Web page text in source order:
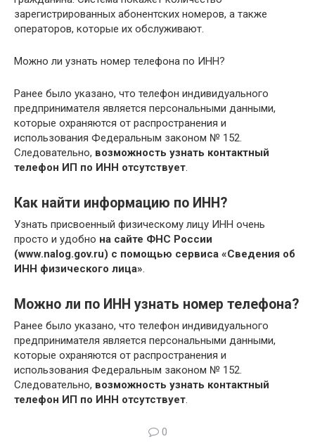
зарегистрированных абонентских номеров, а также
операторов, которые их обслуживают.
Можно ли узнать номер телефона по ИНН?
Ранее было указано, что телефон индивидуального
предпринимателя является персональными данными,
которые охраняются от распространения и
использования Федеральным законом № 152.
Следовательно, возможность узнать контактный
телефон ИП по ИНН отсутствует.
Как найти информацию по ИНН?
Узнать присвоенный физическому лицу ИНН очень
просто и удобно на сайте ФНС России
(www.nalog.gov.ru) с помощью сервиса «Сведения об
ИНН физического лица».
Можно ли по ИНН узнать номер телефона?
Ранее было указано, что телефон индивидуального
предпринимателя является персональными данными,
которые охраняются от распространения и
использования Федеральным законом № 152.
Следовательно, возможность узнать контактный
телефон ИП по ИНН отсутствует.
0